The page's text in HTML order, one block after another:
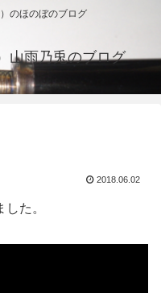
のほのぼのブログ
山雨乃兎のブログ
2018.06.02
た。